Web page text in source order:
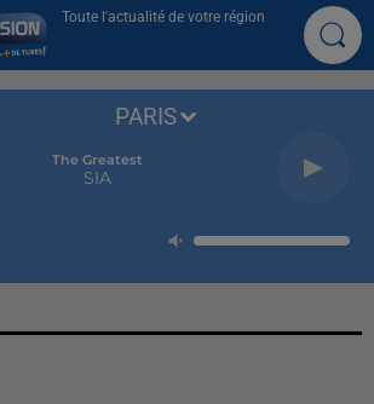
Toute l'actualité de votre région
The Greatest
SIA
PARIS